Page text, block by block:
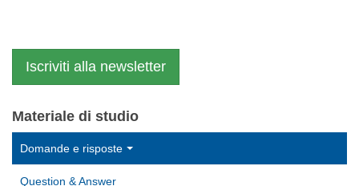
Iscriviti alla newsletter
Materiale di studio
Domande e risposte
Question & Answer